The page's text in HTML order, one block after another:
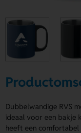
Dubbelwandige RVS
ideaal voor een bakje
heeft een comfortabel